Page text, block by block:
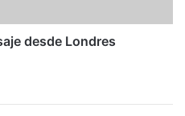
desde Londres